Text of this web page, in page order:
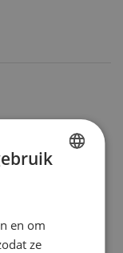
200ml
en om
ze